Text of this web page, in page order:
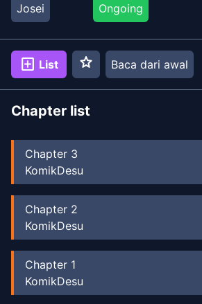
Josei
Ongoing
add_box List star Baca dari awal
Chapter list
Chapter 3
KomikDesu
Chapter 2
KomikDesu
Chapter 1
KomikDesu